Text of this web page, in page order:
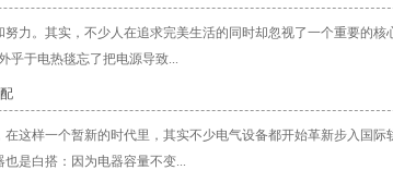
力。其实，不少人在追求完美生活的同时却忽视了一个重要的核
乎于电热毯忘了把电源导致...
这样一个暂新的时代里，其实不少电气设备都开始革新步入国际
是白搭：因为电器容量不变...